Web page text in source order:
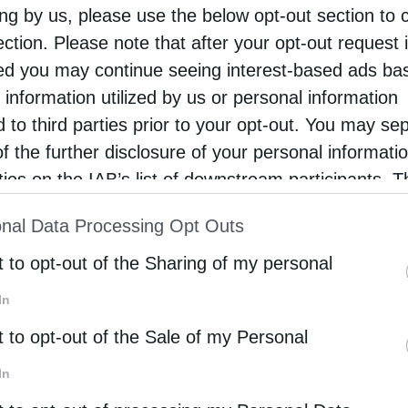
by us, please use the below opt-out section to
Please note that after your opt-out request
you may continue seeing interest-based ads
information utilized by us or personal information
to third parties prior to your opt-out. You may
the further disclosure of your personal
on the IAB’s list of downstream participants.
of Downstream Participantsthat may further
parties.
Data Processing Opt Outs
to opt-out of the Sharing of my personal
to opt-out of the Sale of my Personal
kWh, θα κοστίζει 1,9 λεπτά ανά ώρα
όταν η τηλεόραση βρίσκεται σε κατάσταση
αναμονής (μεταξύ 0,5 και 3 watt), αυτό
Μελέτες δείχνουν ότι το να αφήνετε την
11 ευρώ ετησίως, σύμφωνα με την επίσημη
ενέργειας στη
αφήνουν την τηλεόραση ανοιχτή χωρίς
Επιπλέον, η
σας. Πολλές σύγχρονες τηλεοράσεις διαθέτουν
αναστολής λειτουργίας, αυτόματη
τα οποία μπορούν να μειώσουν περαιτέρω την